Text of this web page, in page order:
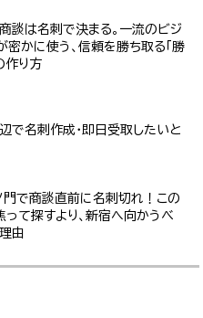
談は名刺で決まる。一流のビジ
密かに使う、信頼を勝ち取る「勝
作り方
で名刺作成・即日受取したいと
門で商談直前に名刺切れ！この
って探すより、新宿へ向かうべ
由